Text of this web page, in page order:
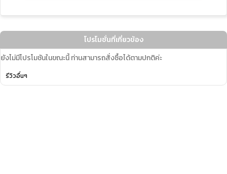
โปรโมชั่นที่เกี่ยวข้อง
ยังไม่มีโปรโมชันในขณะนี้ ท่านสามารถสั่งซื้อได้ตามปกติค่ะ
รีวิวอื่นๆ